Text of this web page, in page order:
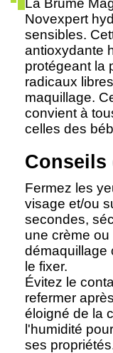
La Brume
Novexpert
sensibles.
antioxydante
protégeant la
radicaux
maquillage.
convient à
celles des
Fermez les
visage et/ou
secondes,
une crème
démaquillage
le fixer.
Évitez le
refermer
éloigné de la
l'humidité
ses